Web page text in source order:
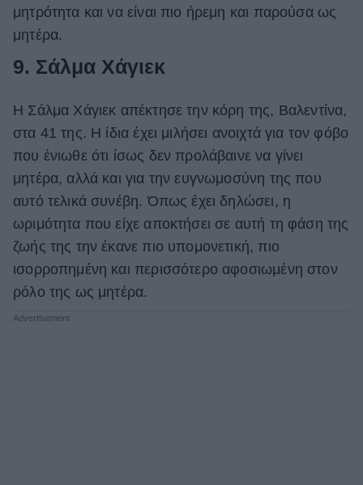
μητρότητα και να είναι πιο ήρεμη και παρούσα ως
μητέρα.
9. Σάλμα Χάγιεκ
Η Σάλμα Χάγιεκ απέκτησε την κόρη της, Βαλεντίνα,
στα 41 της. Η ίδια έχει μιλήσει ανοιχτά για τον φόβο
που ένιωθε ότι ίσως δεν προλάβαινε να γίνει
μητέρα, αλλά και για την ευγνωμοσύνη της που
αυτό τελικά συνέβη. Όπως έχει δηλώσει, η
ωριμότητα που είχε αποκτήσει σε αυτή τη φάση της
ζωής της την έκανε πιο υπομονετική, πιο
ισορροπημένη και περισσότερο αφοσιωμένη στον
ρόλο της ως μητέρα.